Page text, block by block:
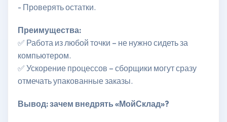
- Проверять остатки.
Преимущества:
✅ Работа из любой точки – не нужно сидеть за
компьютером.
✅ Ускорение процессов – сборщики могут сразу
отмечать упакованные заказы.
Вывод: зачем внедрять «МойСклад»?